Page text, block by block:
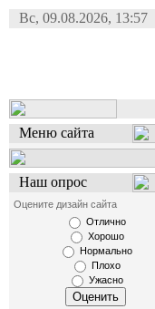
Вс, 09.08.2026, 13:57
Меню сайта
Наш опрос
Оцените дизайн сайта
Отлично
Хорошо
Нормально
Плохо
Ужасно